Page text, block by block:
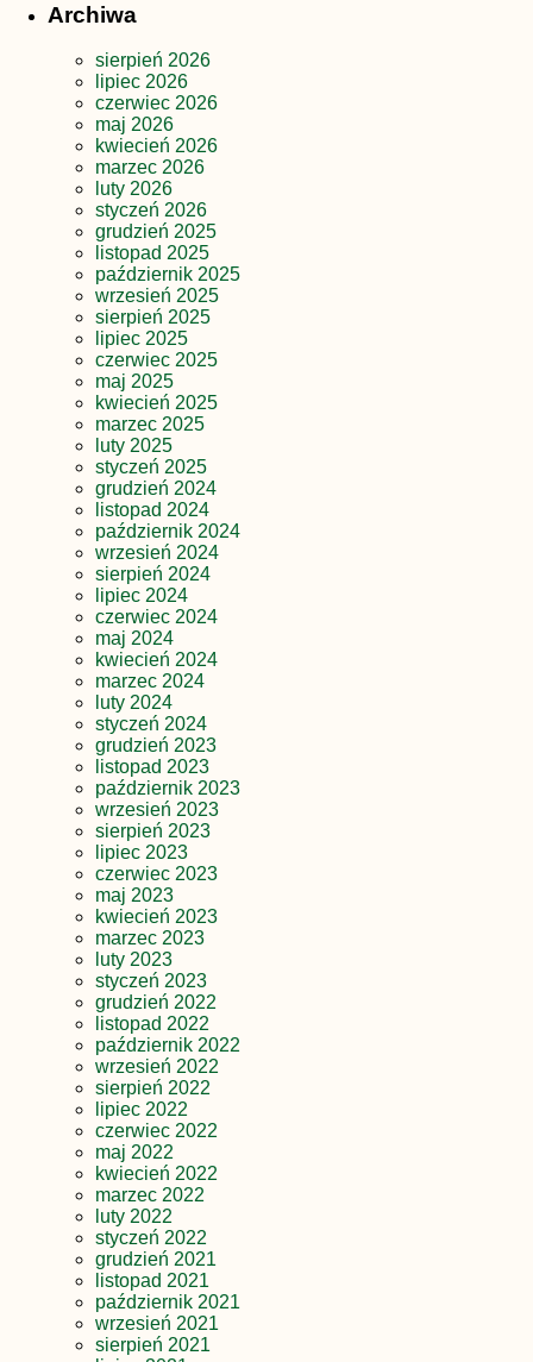
Archiwa
sierpień 2026
lipiec 2026
czerwiec 2026
maj 2026
kwiecień 2026
marzec 2026
luty 2026
styczeń 2026
grudzień 2025
listopad 2025
październik 2025
wrzesień 2025
sierpień 2025
lipiec 2025
czerwiec 2025
maj 2025
kwiecień 2025
marzec 2025
luty 2025
styczeń 2025
grudzień 2024
listopad 2024
październik 2024
wrzesień 2024
sierpień 2024
lipiec 2024
czerwiec 2024
maj 2024
kwiecień 2024
marzec 2024
luty 2024
styczeń 2024
grudzień 2023
listopad 2023
październik 2023
wrzesień 2023
sierpień 2023
lipiec 2023
czerwiec 2023
maj 2023
kwiecień 2023
marzec 2023
luty 2023
styczeń 2023
grudzień 2022
listopad 2022
październik 2022
wrzesień 2022
sierpień 2022
lipiec 2022
czerwiec 2022
maj 2022
kwiecień 2022
marzec 2022
luty 2022
styczeń 2022
grudzień 2021
listopad 2021
październik 2021
wrzesień 2021
sierpień 2021